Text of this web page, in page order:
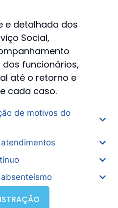
e detalhada dos
Social,
funcionários,
até o retorno e
cada caso.
de motivos do